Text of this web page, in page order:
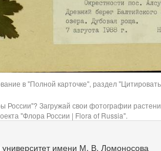
в "Полной карточке", раздел
Загружай свои фотографии
"Флора России | Flora of Russia".
университет имени М. В. Ломоносова